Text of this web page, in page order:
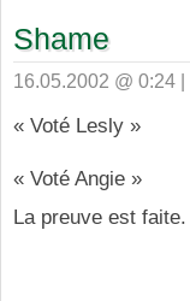
Shame
16.05.2002 @ 0:24 |
« Voté Lesly »
« Voté Angie »
La preuve est faite.